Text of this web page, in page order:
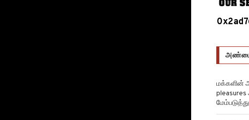
மக்களின்
pleasures